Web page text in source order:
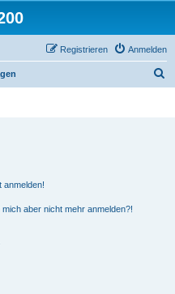
Anmelden
Registrieren
anmelden!
aber nicht mehr anmelden?!